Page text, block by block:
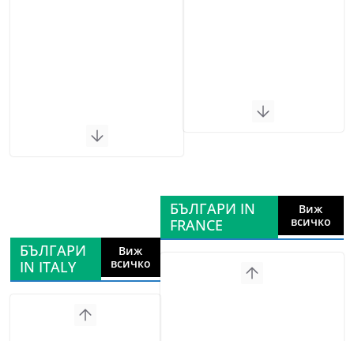
БЪЛГАРИ
IN ITALY
Виж
всичко
БЪЛГАРИ IN
FRANCE
Виж
всичко